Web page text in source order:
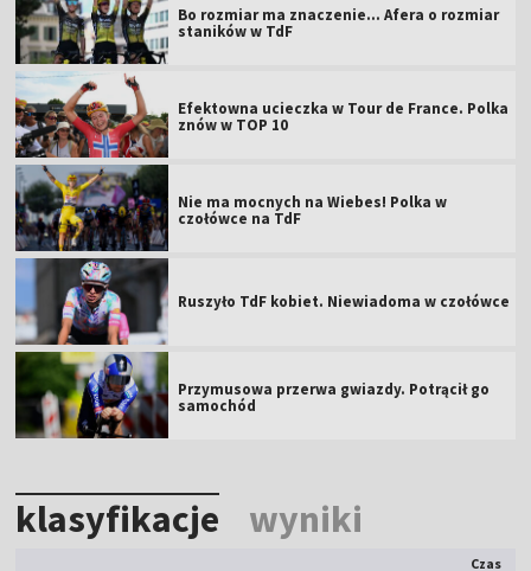
Bo rozmiar ma znaczenie... Afera o rozmiar
staników w TdF
Efektowna ucieczka w Tour de France. Polka
znów w TOP 10
Nie ma mocnych na Wiebes! Polka w
czołówce na TdF
Ruszyło TdF kobiet. Niewiadoma w czołówce
Przymusowa przerwa gwiazdy. Potrącił go
samochód
klasyfikacje wyniki
Czas